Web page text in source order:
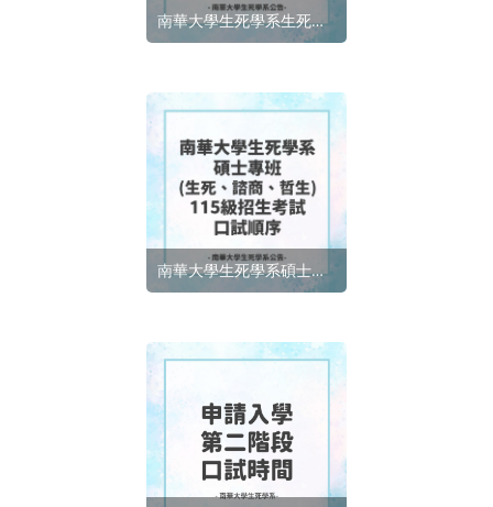
南華大學生死學系生死學博士班115級招生考試口試順序
南華大學生死學系碩士專班(生死、諮商、哲生)115級招生考試口試順序